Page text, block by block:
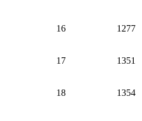
1277
16
1351
17
1354
18